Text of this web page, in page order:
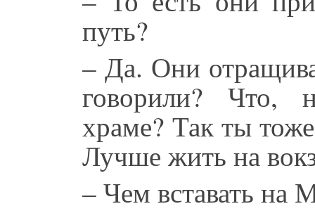
путь?
– Да. Они
говорили? Что,
храме? Так ты
Лучше жить на
– Чем вставать на